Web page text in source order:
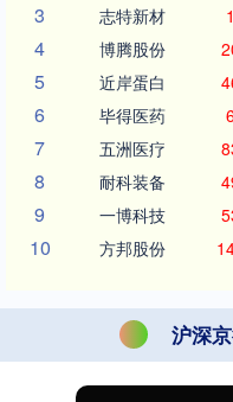
3 志特新材
4 博腾股份
5 近岸蛋白
6 毕得医药
7 五洲医疗
8 耐科装备
9 一博科技
10 方邦股份
沪深